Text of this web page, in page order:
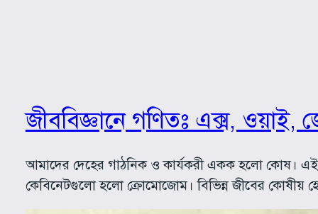
জীববিজ্ঞানে গণিতঃ এক্স,
আমাদের দেহের গাঠনিক ও কার্যকরী একক হলো কোষ। এই
কেবিনেটগুলো হলো ক্রোমোজোম। বিভিন্ন জীবের কোষীয়